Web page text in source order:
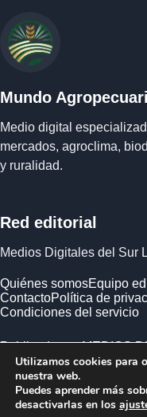
Mundo
Medio digital
mercados, agroclima,
y ruralidad.
Red editorial
Medios Digitales del Sur
Quiénes somosEquipo
ContactoPolítica de
Condiciones del servicio
Publicado por MEDIOS
Empresa registrada en
Utilizamos cookies para
nuestra web.
Puedes aprender más
desactivarlas en los